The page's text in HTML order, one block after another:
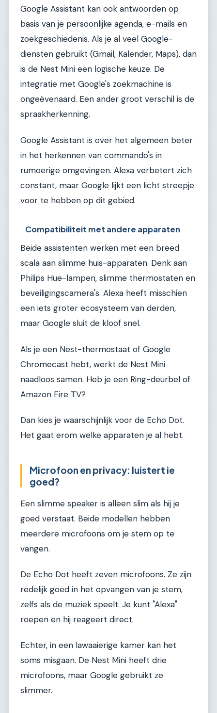
Google Assistant kan ook antwoorden op
basis van je persoonlijke agenda, e-mails en
zoekgeschiedenis. Als je al veel Google-
diensten gebruikt (Gmail, Kalender, Maps), dan
is de Nest Mini een logische keuze. De
integratie met Google's zoekmachine is
ongeëvenaard. Een ander groot verschil is de
spraakherkenning.
Google Assistant is over het algemeen beter
in het herkennen van commando's in
rumoerige omgevingen. Alexa verbetert zich
constant, maar Google lijkt een licht streepje
voor te hebben op dit gebied.
Compatibiliteit met andere apparaten
Beide assistenten werken met een breed
scala aan slimme huis-apparaten. Denk aan
Philips Hue-lampen, slimme thermostaten en
beveiligingscamera's. Alexa heeft misschien
een iets groter ecosysteem van derden,
maar Google sluit de kloof snel.
Als je een Nest-thermostaat of Google
Chromecast hebt, werkt de Nest Mini
naadloos samen. Heb je een Ring-deurbel of
Amazon Fire TV?
Dan kies je waarschijnlijk voor de Echo Dot.
Het gaat erom welke apparaten je al hebt.
Microfoon en privacy: luistert ie
goed?
Een slimme speaker is alleen slim als hij je
goed verstaat. Beide modellen hebben
meerdere microfoons om je stem op te
vangen.
De Echo Dot heeft zeven microfoons. Ze zijn
redelijk goed in het opvangen van je stem,
zelfs als de muziek speelt. Je kunt "Alexa"
roepen en hij reageert direct.
Echter, in een lawaaierige kamer kan het
soms misgaan. De Nest Mini heeft drie
microfoons, maar Google gebruikt ze
slimmer.